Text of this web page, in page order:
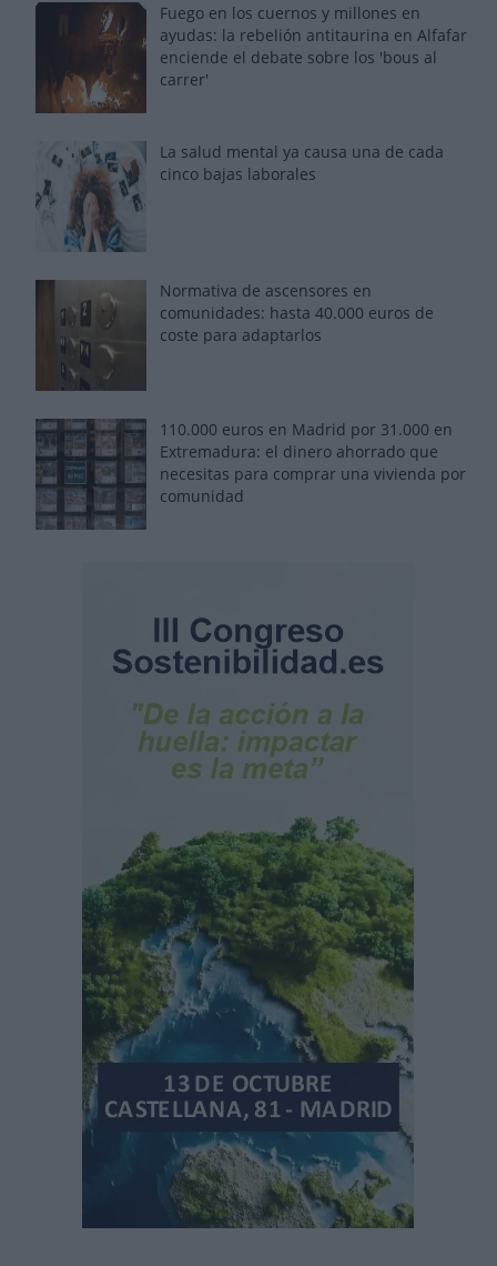
Fuego en los cuernos y millones en
ayudas: la rebelión antitaurina en Alfafar
enciende el debate sobre los 'bous al
carrer'
La salud mental ya causa una de cada
cinco bajas laborales
Normativa de ascensores en
comunidades: hasta 40.000 euros de
coste para adaptarlos
110.000 euros en Madrid por 31.000 en
Extremadura: el dinero ahorrado que
necesitas para comprar una vivienda por
comunidad